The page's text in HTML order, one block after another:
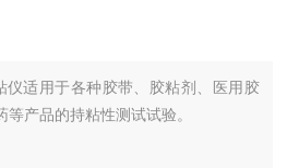
仪适用于各种胶带、胶粘剂、医用胶
产品的持粘性测试试验。